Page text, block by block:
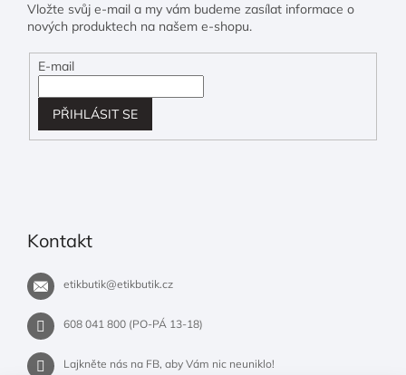
Vložte svůj e-mail a my vám budeme zasílat informace o
nových produktech na našem e-shopu.
E-mail
PŘIHLÁSIT SE
Kontakt
etikbutik@etikbutik.cz
608 041 800 (PO-PÁ 13-18)
Lajkněte nás na FB, aby Vám nic neuniklo!